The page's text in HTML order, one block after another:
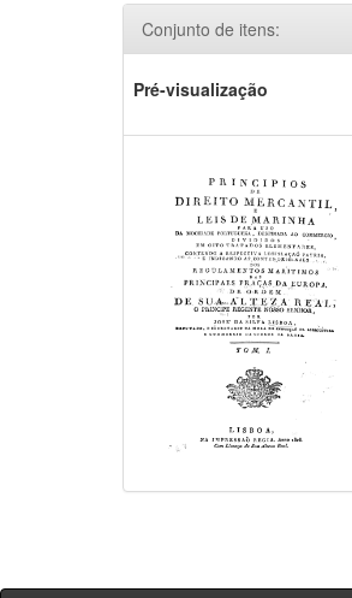
Conjunto de itens:
Pré-visualização